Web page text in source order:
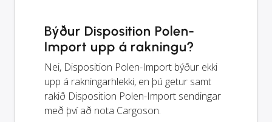
Býður Disposition Polen-
Import upp á rakningu?
Nei, Disposition Polen-Import býður ekki
upp á rakningarhlekki, en þú getur samt
rakið Disposition Polen-Import sendingar
með því að nota Cargoson.